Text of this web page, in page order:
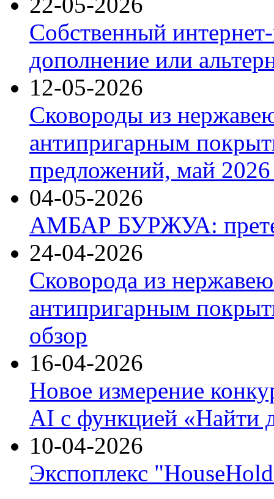
Собственный
дополнение или
12-05-2026
Сковороды из
антипригарным
предложений, май 2026
04-05-2026
АМБАР БУРЖУА:
24-04-2026
Сковорода из
антипригарным
обзор
16-04-2026
Новое измерение
AI с функцией «Найти
10-04-2026
Экспоплекс